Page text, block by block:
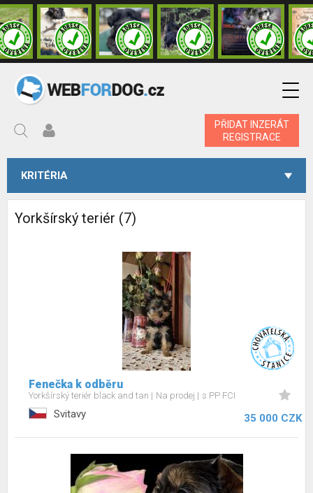
PŘIDAT INZERÁT
REGISTRACE
KRITÉRIA
Yorkšírský teriér (7)
Fenečka k odběru
Yorkšírský teriér black and tan Na prodej s PP FCI
Svitavy 35 000 CZK